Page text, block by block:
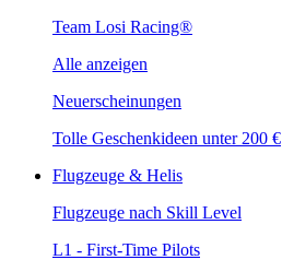
Team Losi Racing®
Alle anzeigen
Neuerscheinungen
Tolle Geschenkideen unter 200 €
Flugzeuge & Helis
Flugzeuge nach Skill Level
L1 - First-Time Pilots